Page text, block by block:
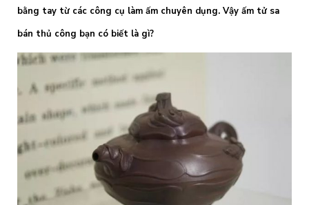
bằng tay từ các công cụ làm ấm chuyên dụng. Vậy ấm tử sa
bán thủ công bạn có biết là gì?